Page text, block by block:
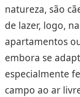
natureza, são
de lazer, logo,
apartamentos
embora se
especialmente
campo ao ar